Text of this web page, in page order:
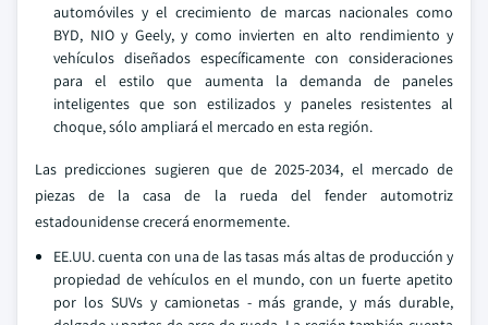
automóviles y el crecimiento de marcas nacionales como
BYD, NIO y Geely, y como invierten en alto rendimiento y
vehículos diseñados específicamente con consideraciones
para el estilo que aumenta la demanda de paneles
inteligentes que son estilizados y paneles resistentes al
choque, sólo ampliará el mercado en esta región.
Las predicciones sugieren que de 2025-2034, el mercado de
piezas de la casa de la rueda del fender automotriz
estadounidense crecerá enormemente.
EE.UU. cuenta con una de las tasas más altas de producción y
propiedad de vehículos en el mundo, con un fuerte apetito
por los SUVs y camionetas - más grande, y más durable,